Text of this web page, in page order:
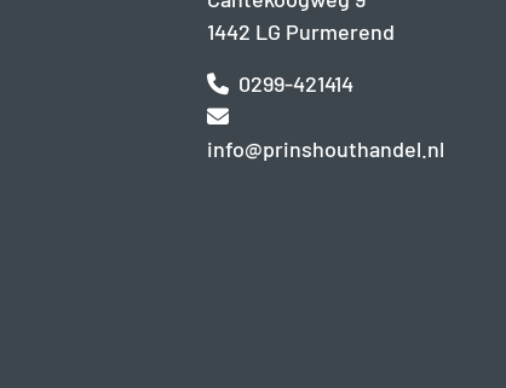
1442 LG Purmerend
0299-421414
info@prinshouthandel.nl